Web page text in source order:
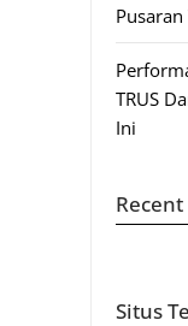
TRUS
Ini
Situs